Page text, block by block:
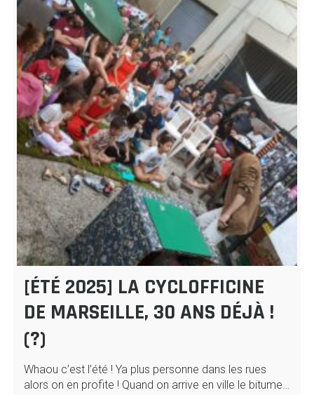
[ÉTÉ 2025] LA CYCLOFFICINE
DE MARSEILLE, 30 ANS DÉJÀ !
(?)
Whaou c’est l’été ! Ya plus personne dans les rues
alors on en profite ! Quand on arrive en ville le bitume…